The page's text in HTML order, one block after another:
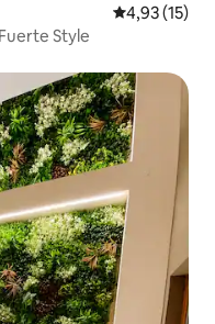
Gemiddelde
4,93 (15)
Style